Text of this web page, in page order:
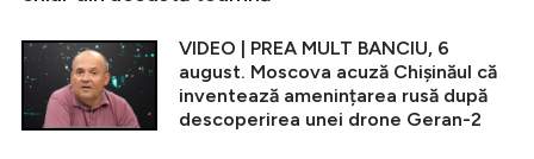
VIDEO | PREA MULT BANCIU, 6
august. Moscova acuză Chișinăul că
inventează amenințarea rusă după
descoperirea unei drone Geran-2